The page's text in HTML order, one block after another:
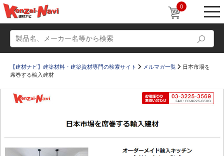
0
ショールーム
【建材ナビ】建築材料・建築資材専門の検索サイト メルマガ一覧
日本市場を
席巻する輸入建材